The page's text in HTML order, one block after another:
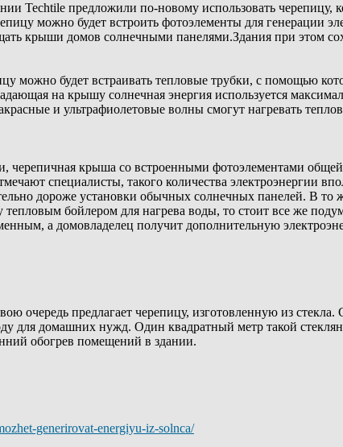
Techtile предложили по-новому использовать
можно будет встроить фотоэлементы для генерации
крыши домов солнечными панелями.Здания при этом
можно будет встраивать тепловые трубки, с помощью
на крышу солнечная энергия используется
и ультрафиолетовые волны смогут нагревать
черепичная крыша со встроенными фотоэлементами
специалисты, такого количества электроэнергии
дороже установки обычных солнечных панелей. В
бойлером для нагрева воды, то стоит все же
а домовладелец получит дополнительную
очередь предлагает черепицу, изготовленную из
для домашних нужд. Один квадратный метр такой
обогрев помещений в здании.
generirovat-energiyu-iz-solnca/